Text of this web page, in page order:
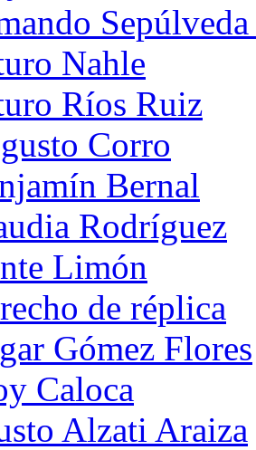
Nahle
Ríos Ruiz
Corro
Bernal
Rodríguez
Limón
de réplica
Gómez Flores
Caloca
Alzati Araiza